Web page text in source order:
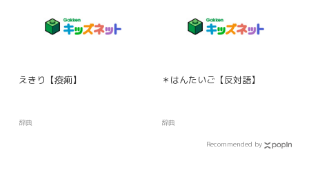
えきり【疫痢】
辞典
＊はんたいご【反対語】
辞典
Recommended by